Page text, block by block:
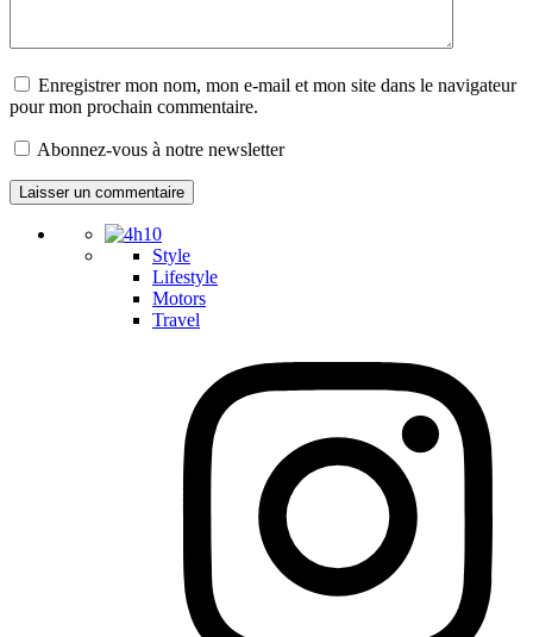
Enregistrer mon nom, mon e-mail et mon site dans le navigateur
pour mon prochain commentaire.
Abonnez-vous à notre newsletter
Style
Lifestyle
Motors
Travel